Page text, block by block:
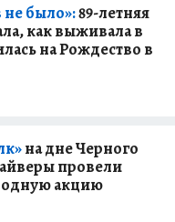
не было»:89-летняя
как выживала в
на Рождество в
на дне Черного
провели
акцию